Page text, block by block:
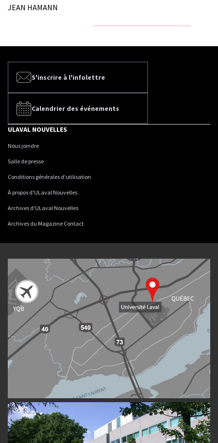
JEAN HAMANN
S'inscrire à l'infolettre
Calendrier des événements
ULAVAL NOUVELLES
Nous joindre
Salle de presse
Conditions générales d'utilisation
À propos d'ULaval Nouvelles
Archives d'ULaval Nouvelles
Archives du Magazine Contact